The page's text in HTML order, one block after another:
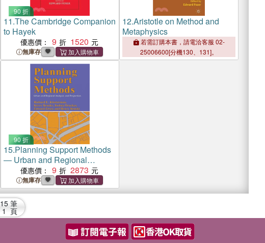
90 折
11.The Cambridge Companion
to Hayek
優惠價： 9 1520
無庫存
12.Aristotle on Method and
Metaphysics
若需訂購本書，請電洽客服 02-
25006600[分機130、131]。
90 折
15.Planning Support Methods
― Urban and Regional
Analysis and Projection
優惠價： 9 2873
無庫存
15 筆
1 頁